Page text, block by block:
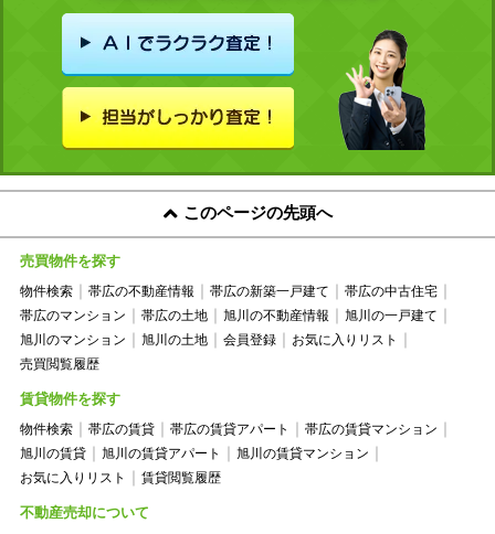
このページの先頭へ
売買物件を探す
物件検索 帯広の不動産情報 帯広の新築一戸建て
帯広の中古住宅
帯広のマンション
帯広の土地 旭川の不動産情報
旭川の一戸建て
旭川のマンション
旭川の土地 会員登録
お気に入りリスト
売買閲覧履歴
賃貸物件を探す
物件検索 帯広の賃貸 帯広の賃貸アパート
帯広の賃貸マンション
旭川の賃貸
旭川の賃貸アパート
旭川の賃貸マンション
お気に入りリスト
賃貸閲覧履歴
不動産売却について